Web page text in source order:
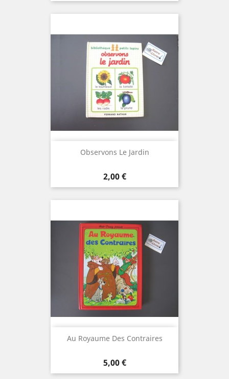
Observons Le Jardin
Prix
2,00 €
Au Royaume Des Contraires
Prix
5,00 €